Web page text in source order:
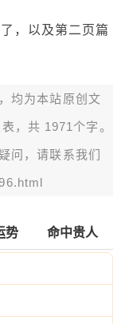
，以及第二页篇
均为本站原创文
表，共 1971个字。
问，请联系我们
势 命中贵人